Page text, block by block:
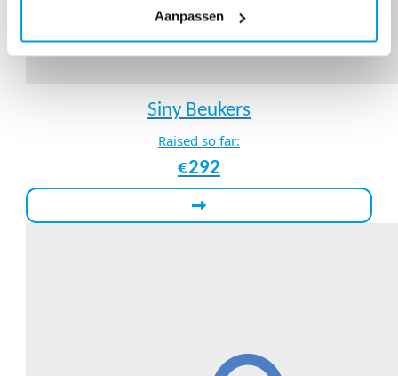
Aanpassen
Siny Beukers
Raised so far:
€292